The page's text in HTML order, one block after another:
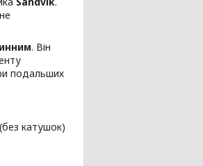
. Він
подальших
(без катушок)